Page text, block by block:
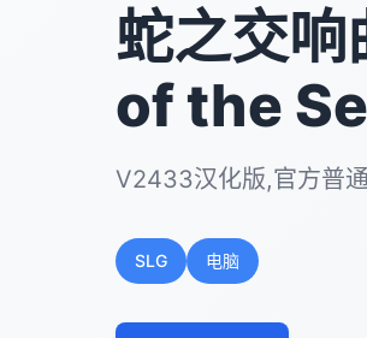
蛇之交
of the
V2433汉化版,官方普
SLG 电脑